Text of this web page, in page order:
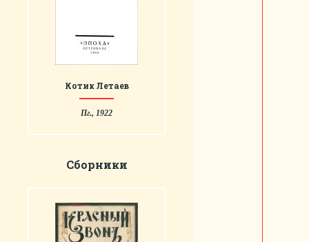
Котик Летаев
Пг., 1922
Сборники